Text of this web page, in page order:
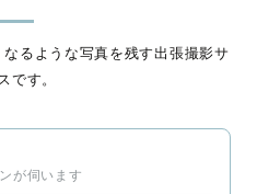
るような写真を残す出張撮影サ
です。
が伺います